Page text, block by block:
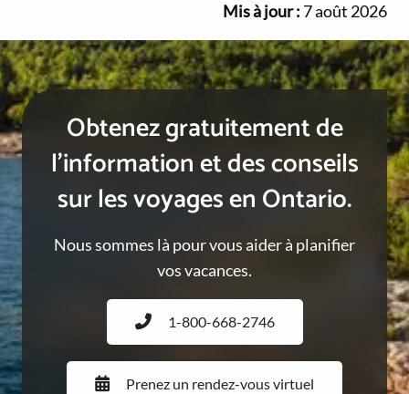
a
y
a
l
F
o
u
n
d
a
i
n
Mis à jour : 7 août 2026
Obtenez gratuitement de
l’information et des conseils
sur les voyages en Ontario.
Nous sommes là pour vous aider à planifier
vos vacances.
1-800-668-2746
Prenez un rendez-vous virtuel